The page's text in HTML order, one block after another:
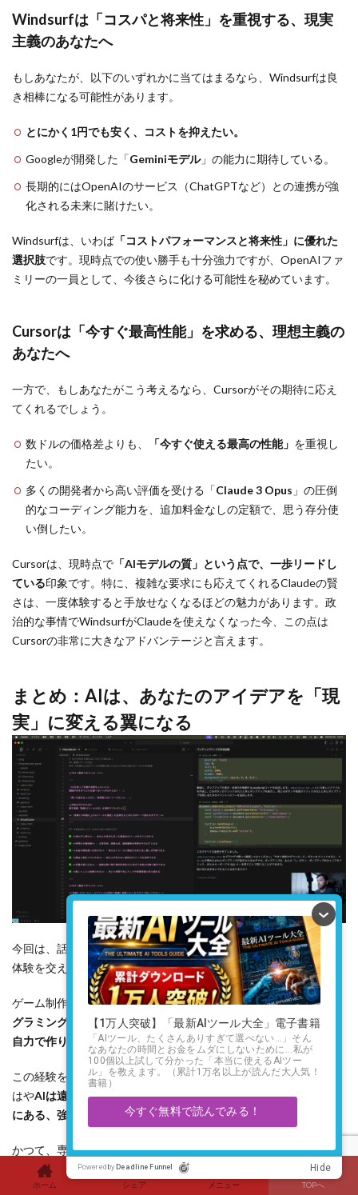
Windsurfは「コスパと将来性」を重視する、現実
主義のあなたへ
もしあなたが、以下のいずれかに当てはまるなら、Windsurfは良
き相棒になる可能性があります。
とにかく1円でも安く、コストを抑えたい。
Googleが開発した「Geminiモデル」の能力に期待している。
長期的にはOpenAIのサービス（ChatGPTなど）との連携が強
化される未来に賭けたい。
Windsurfは、いわば「コストパフォーマンスと将来性」に優れた
選択肢です。現時点での使い勝手も十分強力ですが、OpenAIファ
ミリーの一員として、今後さらに化ける可能性を秘めています。
Cursorは「今すぐ最高性能」を求める、理想主義の
あなたへ
一方で、もしあなたがこう考えるなら、Cursorがその期待に応え
てくれるでしょう。
数ドルの価格差よりも、 「今すぐ使える最高の性能」 を重視し
たい。
多くの開発者から高い評価を受ける「Claude 3 Opus 」の圧倒
的なコーディング能力を、追加料金なしの定額で、思う存分使
い倒したい。
Cursorは、現時点で 「AIモデルの質」という点で、一歩リードし
ている印象です。特に、複雑な要求にも応えてくれるClaudeの賢
さは、一度体験すると手放せなくなるほどの魅力があります。政
治的な事情でWindsurfがClaudeを使えなくなった今、この点は
Cursorの非常に大きなアドバンテージと言えます。
まとめ：AIは、あなたのアイデアを「現
実」に変える翼になる
今回は、話題のAIコーディングエディタ「Windsurf」を、私の実
体験を交えながら徹底的にレビューしてきました。
ゲーム制作ではAIの限界も垣間見えましたが、LP制作では、プロ
グラミングの知識がゼロの私でも、プロ顔負けのウェブサイトを
自力で作り上げることができました。
この経験を通して、私があなたに一番伝えたいこと。それは、も
はやAIは遠い未来の夢物語ではなく、私たちのビジネスのすぐ隣
にある、強力な現実だ ということです。
かつて、専門スキルや資金力がなければ、アイデアを形にするこ
とすら難しかった時代がありました。しかし、WindsurfやCursor
のようなツールは、その常識を根底から覆してくれます。
ホーム シェア メニュー TOPへ